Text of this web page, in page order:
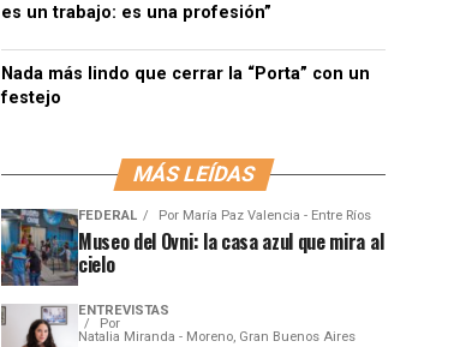
es un trabajo: es una profesión”
Nada más lindo que cerrar la “Porta” con un
festejo
MÁS LEÍDAS
FEDERAL Por María Paz Valencia - Entre Ríos
Museo del Ovni: la casa azul que mira al
cielo
ENTREVISTAS
Por
Natalia Miranda - Moreno, Gran Buenos Aires